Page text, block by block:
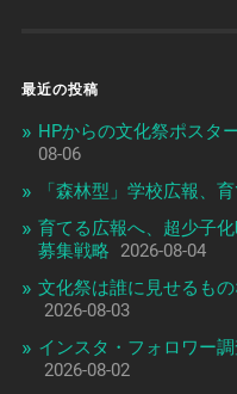
最近の投稿
HPからの文化祭ポスタ
08-06
「森林型」学校広報、
育てる広報へ、超少子
募集戦略
2026-08-04
文化祭は誰に見せるも
2026-08-03
インスタ・フォロワー
2026-08-02